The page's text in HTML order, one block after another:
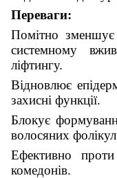
Переваги:
Помітно
системному
ліфтингу.
Відновлює
захисні функції.
Блокує
волосяних
Ефективно
комедонів.